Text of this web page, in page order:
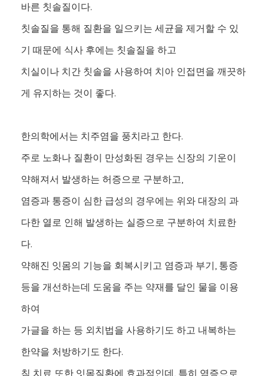
바른 칫솔질이다.
칫솔질을 통해 질환을 일으키는 세균을 제거할 수 있
기 때문에 식사 후에는 칫솔질을 하고
치실이나 치간 칫솔을 사용하여 치아 인접면을 깨끗하
게 유지하는 것이 좋다.
한의학에서는 치주염을 풍치라고 한다.
주로 노화나 질환이 만성화된 경우는 신장의 기운이
약해져서 발생하는 허증으로 구분하고,
염증과 통증이 심한 급성의 경우에는 위와 대장의 과
다한 열로 인해 발생하는 실증으로 구분하여 치료한
다.
약해진 잇몸의 기능을 회복시키고 염증과 부기, 통증
등을 개선하는데 도움을 주는 약재를 달인 물을 이용
하여
가글을 하는 등 외치법을 사용하기도 하고 내복하는
한약을 처방하기도 한다.
침 치료 또한 잇몸질환에 효과적인데, 특히 염증으로